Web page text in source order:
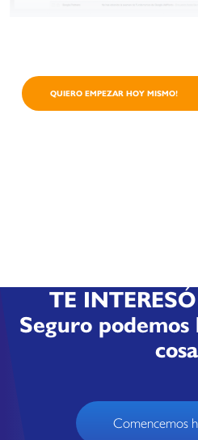
QUIERO EMPEZAR HOY MISMO!
TE
Seguro
Comencemos